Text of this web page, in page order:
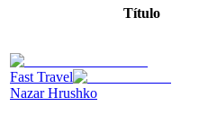
Título
Fast Travel
Nazar Hrushko